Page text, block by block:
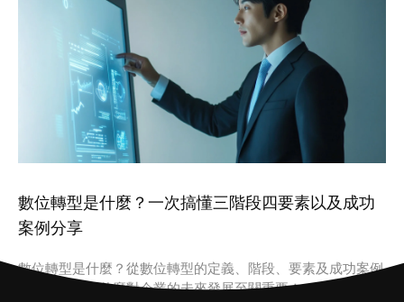
數位轉型是什麼？一次搞懂三階段四要素以及成功
案例分享
數位轉型是什麼？從數位轉型的定義、階段、要素及成功案例
看數位轉型為什麼對企業的未來發展至關重要！